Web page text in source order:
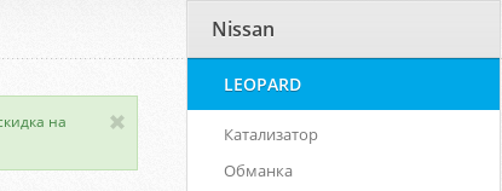
на
Nissan
LEOPARD
Катализатор
Обманка